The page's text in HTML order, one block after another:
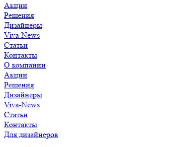
Акции
Решения
Дизайнеры
Viva-News
Статьи
Контакты
О компании
Акции
Решения
Дизайнеры
Viva-News
Статьи
Контакты
Для дизайнеров